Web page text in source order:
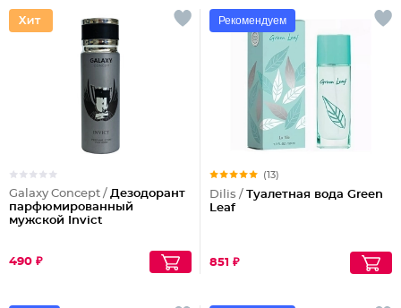
Galaxy Concept / Дезодорант
парфюмированный
мужской Invict
490 ₽
Рекомендуем
(13)
Dilis / Туалетная вода Green
Leaf
851 ₽